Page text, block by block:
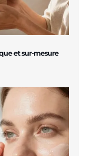
et sur-mesure